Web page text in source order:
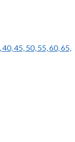
45, 50, 55, 60, 65,